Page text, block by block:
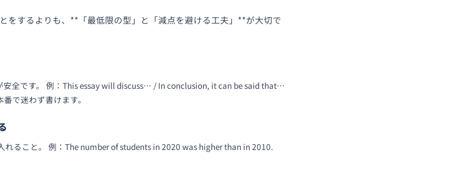
をするよりも、**「最低限の型」と「減点を避ける工夫」**が大切で
全です。 例：This essay will discuss… / In conclusion, it can be said that…
で迷わず書けます。
ること。 例：The number of students in 2020 was higher than in 2010.